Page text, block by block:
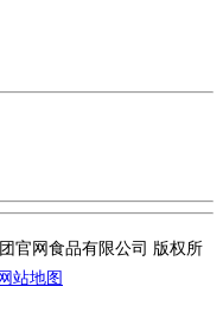
官网食品有限公司 版权所
站地图